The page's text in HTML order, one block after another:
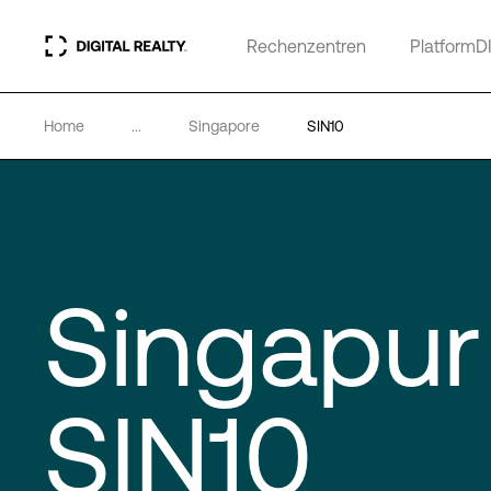
Rechenzentren
Home ... Singapore SIN10
Singapur
SIN10